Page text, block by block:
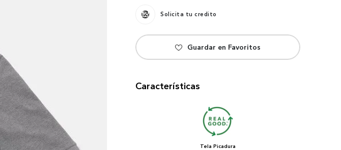
Solicita tu credito
Características
Tela Picadura